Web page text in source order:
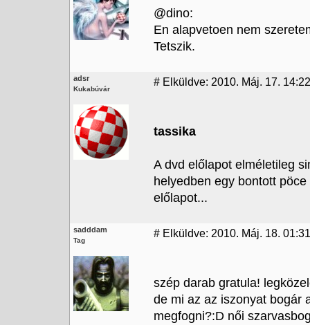
@dino:
En alapvetoen nem
Tetszik.
adsr
Kukabúvár
# Elküldve: 2010. Máj. 17. 14:22
tassika
A dvd előlapot elméletileg
helyedben egy bontott
előlapot...
sadddam
Tag
# Elküldve: 2010. Máj. 18. 01:31
szép darab gratula!
de mi az az iszonyat bogár
megfogni?:D női